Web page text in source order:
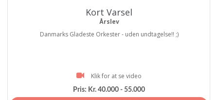
Kort Varsel
Årslev
Danmarks Gladeste Orkester - uden undtagelse!! ;)
Klik for at se video
Pris: Kr. 40.000 - 55.000